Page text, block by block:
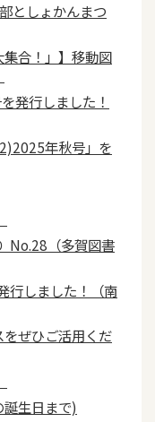
としょかんまつ
集合！」】移動図
発行しました！
年秋号」を
No.28（多賀図書
行しました！（南
ぜひご活用くだ
生日まで)